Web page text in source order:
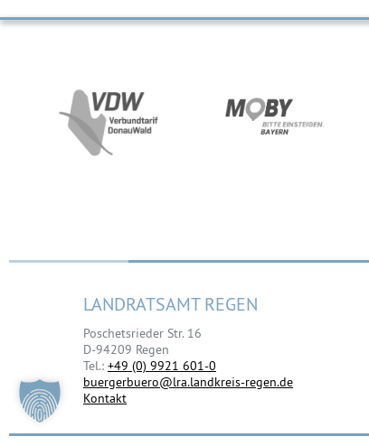
LANDRATSAMT REGEN
Poschetsrieder Str. 16
D-94209 Regen
Tel.: +49 (0) 9921 601-0
buergerbuero@lra.landkreis-regen.de
Kontakt